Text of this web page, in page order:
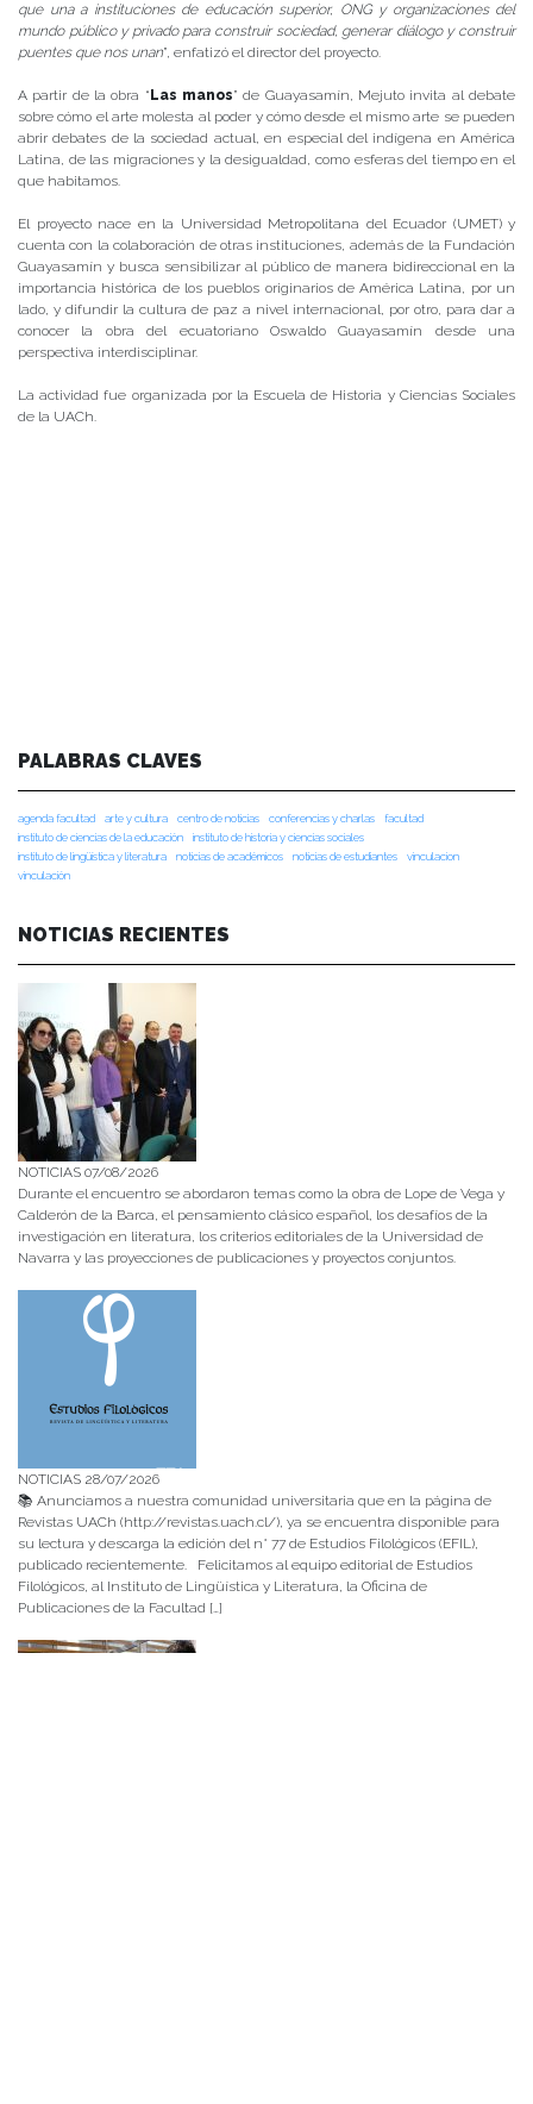
que una a instituciones de educación superior, ONG y organizaciones del
mundo público y privado para construir sociedad, generar diálogo y construir
puentes que nos unan”, enfatizó el director del proyecto.
A partir de la obra “Las manos” de Guayasamín, Mejuto invita al debate
sobre cómo el arte molesta al poder y cómo desde el mismo arte se pueden
abrir debates de la sociedad actual, en especial del indígena en América
Latina, de las migraciones y la desigualdad, como esferas del tiempo en el
que habitamos.
El proyecto nace en la Universidad Metropolitana del Ecuador (UMET) y
cuenta con la colaboración de otras instituciones, además de la Fundación
Guayasamín y busca sensibilizar al público de manera bidireccional en la
importancia histórica de los pueblos originarios de América Latina, por un
lado, y difundir la cultura de paz a nivel internacional, por otro, para dar a
conocer la obra del ecuatoriano Oswaldo Guayasamín desde una
perspectiva interdisciplinar.
La actividad fue organizada por la Escuela de Historia y Ciencias Sociales
de la UACh.
PALABRAS CLAVES
agenda facultad arte y cultura centro de noticias conferencias y charlas
facultad
instituto de ciencias de la educación
instituto de historia y ciencias sociales
instituto de lingüística y literatura
noticias de académicos noticias de estudiantes
vinculacion
vinculación
NOTICIAS RECIENTES
NOTICIAS 07/08/2026
Durante el encuentro se abordaron temas como la obra de Lope de Vega y
Calderón de la Barca, el pensamiento clásico español, los desafíos de la
investigación en literatura, los criterios editoriales de la Universidad de
Navarra y las proyecciones de publicaciones y proyectos conjuntos.
NOTICIAS 28/07/2026
📚 Anunciamos a nuestra comunidad universitaria que en la página de
Revistas UACh (http://revistas.uach.cl/), ya se encuentra disponible para
su lectura y descarga la edición del n° 77 de Estudios Filológicos (EFIL),
publicado recientemente. Felicitamos al equipo editorial de Estudios
Filológicos, al Instituto de Lingüística y Literatura, la Oficina de
Publicaciones de la Facultad […]